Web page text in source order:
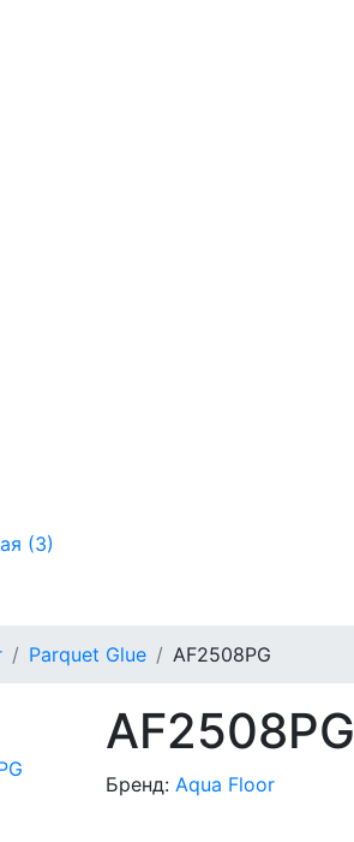
(3)
Parquet Glue AF2508PG
AF2508PG
Бренд: Aqua Floor